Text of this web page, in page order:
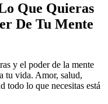
Que Quieras
De Tu Mente
y el poder de la mente
tu vida. Amor, salud,
todo lo que necesitas está